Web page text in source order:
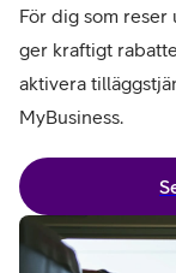
För dig som reser
ger kraftigt
aktivera
MyBusiness.